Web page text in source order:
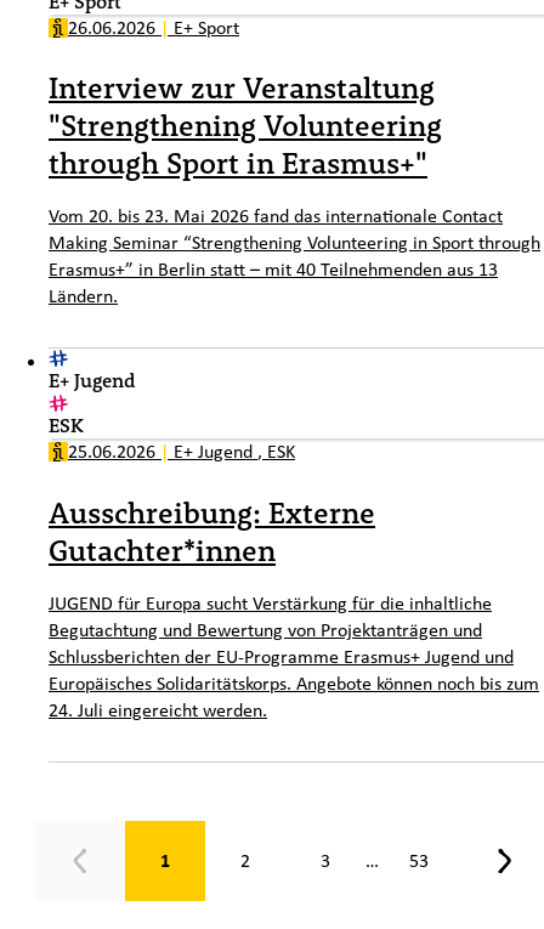
26.06.2026 | E+ Sport
Interview zur Veranstaltung
"Strengthening Volunteering
through Sport in Erasmus+"
Vom 20. bis 23. Mai 2026 fand das internationale Contact
Making Seminar “Strengthening Volunteering in Sport through
Erasmus+” in Berlin statt – mit 40 Teilnehmenden aus 13
Ländern.
E+ Jugend
ESK
25.06.2026 | E+ Jugend , ESK
Ausschreibung: Externe
Gutachter*innen
JUGEND für Europa sucht Verstärkung für die inhaltliche
Begutachtung und Bewertung von Projektanträgen und
Schlussberichten der EU-Programme Erasmus+ Jugend und
Europäisches Solidaritätskorps. Angebote können noch bis zum
24. Juli eingereicht werden.
Zurück 1 2 3 … 53